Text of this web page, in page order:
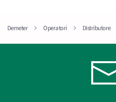
Demeter Operatori Distributore